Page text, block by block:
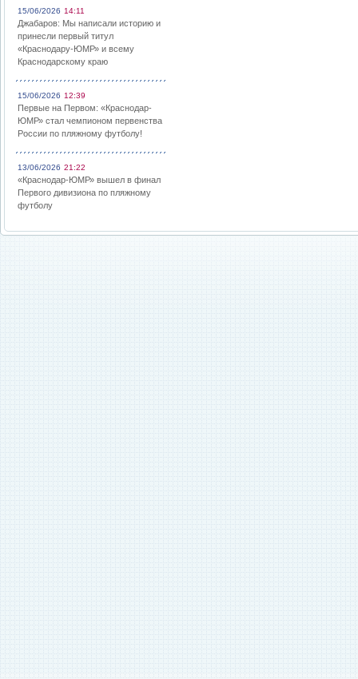
15/06/2026 14:11
Джабаров: Мы написали историю и
принесли первый титул
«Краснодару-ЮМР» и всему
Краснодарскому краю
15/06/2026 12:39
Первые на Первом: «Краснодар-
ЮМР» стал чемпионом первенства
России по пляжному футболу!
13/06/2026 21:22
«Краснодар-ЮМР» вышел в финал
Первого дивизиона по пляжному
футболу